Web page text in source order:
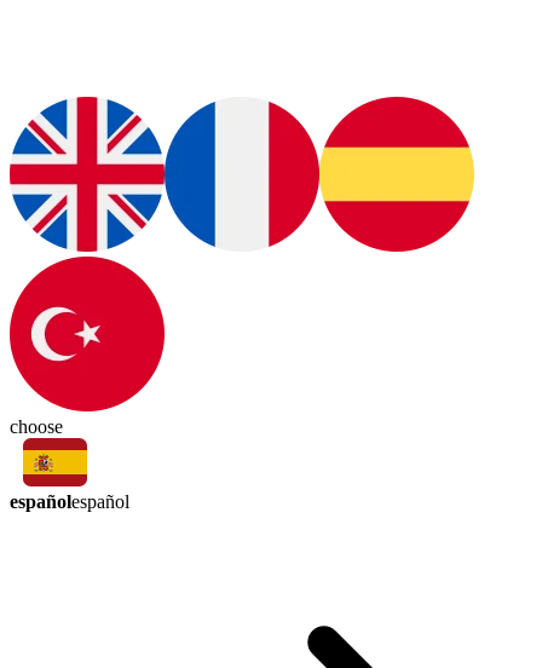
choose
españolespañol